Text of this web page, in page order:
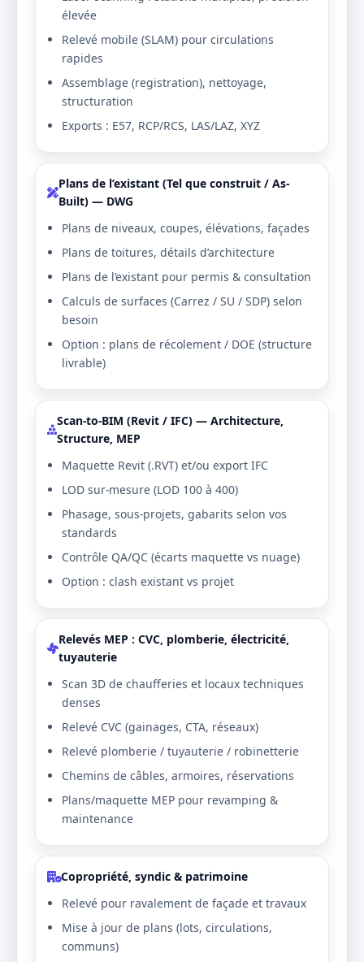
élevée
Relevé mobile (SLAM) pour circulations
rapides
Assemblage (registration), nettoyage,
structuration
Exports : E57, RCP/RCS, LAS/LAZ, XYZ
Plans de l’existant (Tel que construit / As-
Built) — DWG
Plans de niveaux, coupes, élévations, façades
Plans de toitures, détails d’architecture
Plans de l’existant pour permis & consultation
Calculs de surfaces (Carrez / SU / SDP) selon
besoin
Option : plans de récolement / DOE (structure
livrable)
Scan-to-BIM (Revit / IFC) — Architecture,
Structure, MEP
Maquette Revit (.RVT) et/ou export IFC
LOD sur-mesure (LOD 100 à 400)
Phasage, sous-projets, gabarits selon vos
standards
Contrôle QA/QC (écarts maquette vs nuage)
Option : clash existant vs projet
Relevés MEP : CVC, plomberie, électricité,
tuyauterie
Scan 3D de chaufferies et locaux techniques
denses
Relevé CVC (gainages, CTA, réseaux)
Relevé plomberie / tuyauterie / robinetterie
Chemins de câbles, armoires, réservations
Plans/maquette MEP pour revamping &
maintenance
Copropriété, syndic & patrimoine
Relevé pour ravalement de façade et travaux
Mise à jour de plans (lots, circulations,
communs)